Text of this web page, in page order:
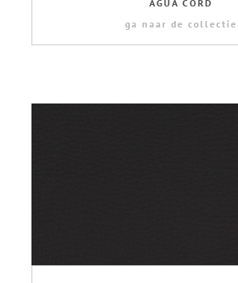
AGUA CORD
ga naar de collectie